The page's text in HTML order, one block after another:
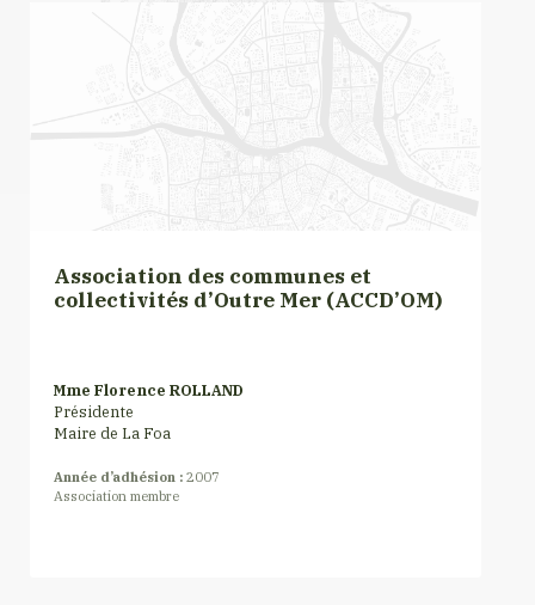
Association des communes et
collectivités d’Outre Mer (ACCD’OM)
Mme Florence ROLLAND
Présidente
Maire de La Foa
Année d’adhésion : 2007
Association membre